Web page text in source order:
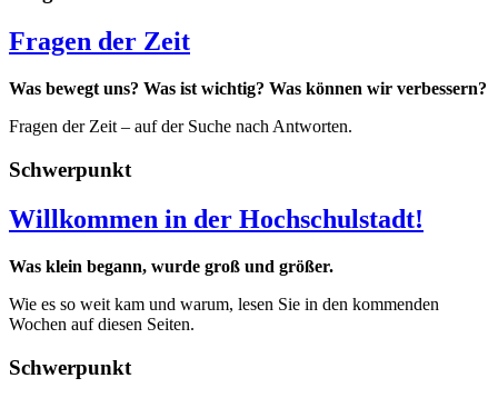
Fragen der Zeit
Was bewegt uns? Was ist wichtig? Was können wir verbessern?
Fragen der Zeit – auf der Suche nach Antworten.
Schwerpunkt
Willkommen in der Hochschulstadt!
Was klein begann, wurde groß und größer.
Wie es so weit kam und warum, lesen Sie in den kommenden
Wochen auf diesen Seiten.
Schwerpunkt